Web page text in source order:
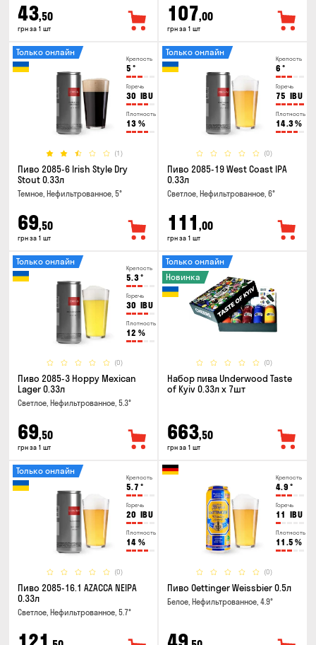
43,50
грн за 1 шт
107,00
грн за 1 шт
Крепость
5 °
Горечь
30 IBU
Плотность
13 %
(1)
Только онлайн
Пиво 2085-6 Irish Style Dry
Stout 0.33л
Темное, Нефильтрованное, 5°
69,50
грн за 1 шт
Крепость
6 °
Горечь
75 IBU
Плотность
14.3%
(0)
Только онлайн
Пиво 2085-19 West Coast IPA
0.33л
Светлое, Нефильтрованное, 6°
111 ,00
грн за 1 шт
Крепость
5.3°
Горечь
30 IBU
Плотность
12 %
(0)
Только онлайн
Пиво 2085-3 Hoppy Mexican
Lager 0.33л
Светлое, Нефильтрованное, 5.3°
69,50
грн за 1 шт
(0)
Только онлайн
Новинка
Набор пива Underwood Taste
of Kyiv 0.33л x 7шт
663,50
грн за 1 шт
Крепость
5.7 °
Горечь
20 IBU
Плотность
14 %
(0)
Только онлайн
Пиво 2085-16.1 AZACCA NEIPA
0.33л
Светлое, Нефильтрованное, 5.7°
Крепость
4.9 °
Горечь
11 IBU
Плотность
11.5 %
(0)
Пиво Oettinger Weissbier 0.5л
Белое, Нефильтрованное, 4.9°